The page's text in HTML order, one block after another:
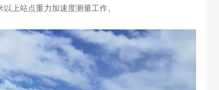
上站点重力加速度测量工作。